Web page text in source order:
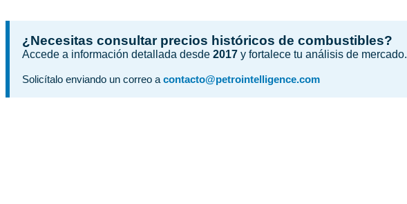
¿Necesitas consultar precios históricos de combustibles?
Accede a información detallada desde 2017 y fortalece tu análisis de mercado.
Solicítalo enviando un correo a contacto@petrointelligence.com